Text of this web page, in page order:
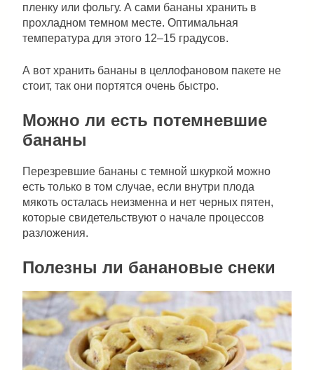
пленку или фольгу. А сами бананы хранить в
прохладном темном месте. Оптимальная
температура для этого 12–15 градусов.
А вот хранить бананы в целлофановом пакете не
стоит, так они портятся очень быстро.
Можно ли есть потемневшие
бананы
Перезревшие бананы с темной шкуркой можно
есть только в том случае, если внутри плода
мякоть осталась неизменна и нет черных пятен,
которые свидетельствуют о начале процессов
разложения.
Полезны ли банановые снеки